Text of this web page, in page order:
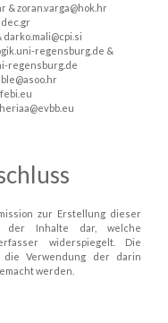
& zoran.varga@hok.hr
regensburg.de &
regensburg.de
zur Erstellung dieser
der Inhalte dar, welche
widerspiegelt. Die
die Verwendung der darin
werden.